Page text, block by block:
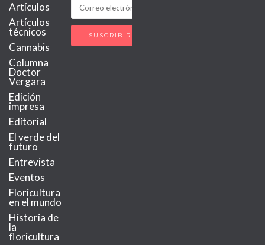
Artículos
Artículos
técnicos
Cannabis
Columna
Doctor
Vergara
Edición
impresa
Editorial
El verde del
futuro
Entrevista
Eventos
Floricultura
en el mundo
Historia de
la
floricultura